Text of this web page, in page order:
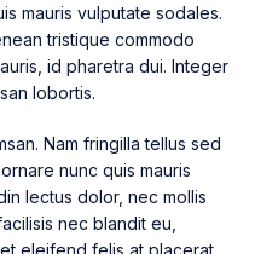
mauris vulputate sodales.
tristique commodo
id pharetra dui. Integer
lobortis.
Nam fringilla tellus sed
nunc quis mauris
lectus dolor, nec mollis
nec blandit eu,
eleifend felis at placerat.